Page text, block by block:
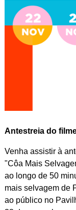
Antestreia do
Venha assistir à
"Côa Mais
ao longo de 50
mais selvagem de
ao público no